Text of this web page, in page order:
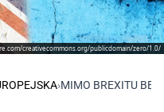
creativecommons.org/publicdomain/zero/1.0/
›MIMO BREXITU